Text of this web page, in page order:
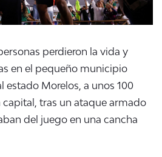
perdieron la vida y
en el pequeño municipio
estado Morelos, a unos 100
capital, tras un ataque armado
del juego en una cancha